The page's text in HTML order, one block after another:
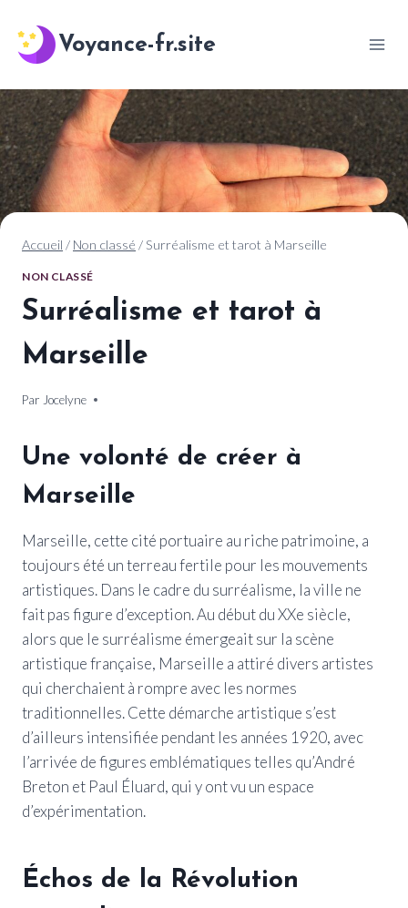
contenu
Voyance-fr.site
Accueil / Non classé / Surréalisme et tarot à Marseille
NON CLASSÉ
Surréalisme et tarot à
Marseille
Par Jocelyne
6 novembre 2024
Une volonté de créer à
Marseille
Marseille, cette cité portuaire au riche patrimoine, a
toujours été un terreau fertile pour les mouvements
artistiques. Dans le cadre du surréalisme, la ville ne
fait pas figure d’exception. Au début du XXe siècle,
alors que le surréalisme émergeait sur la scène
artistique française, Marseille a attiré divers artistes
qui cherchaient à rompre avec les normes
traditionnelles. Cette démarche artistique s’est
d’ailleurs intensifiée pendant les années 1920, avec
l’arrivée de figures emblématiques telles qu’André
Breton et Paul Éluard, qui y ont vu un espace
d’expérimentation.
Échos de la Révolution